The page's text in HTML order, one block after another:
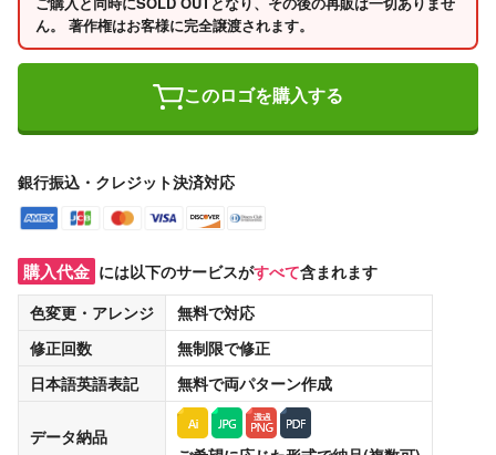
ん。 著作権はお客様に完全譲渡されます。
このロゴを購入する
銀行振込・クレジット決済対応
購入代金 には以下のサービスがすべて含まれます
色変更・アレンジ
無料で対応
修正回数
無制限で修正
日本語英語表記
無料で両パターン作成
データ納品